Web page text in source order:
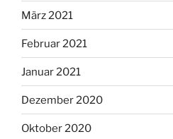
März 2021
Februar 2021
Januar 2021
Dezember 2020
Oktober 2020